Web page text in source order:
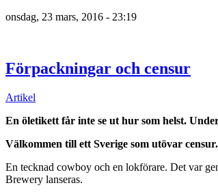
onsdag, 23 mars, 2016 - 23:19
Förpackningar och censur
Artikel
En öletikett får inte se ut hur som helst.
Välkommen till ett Sverige som utövar censur.
En tecknad cowboy och en lokförare. Det var
Brewery lanseras.